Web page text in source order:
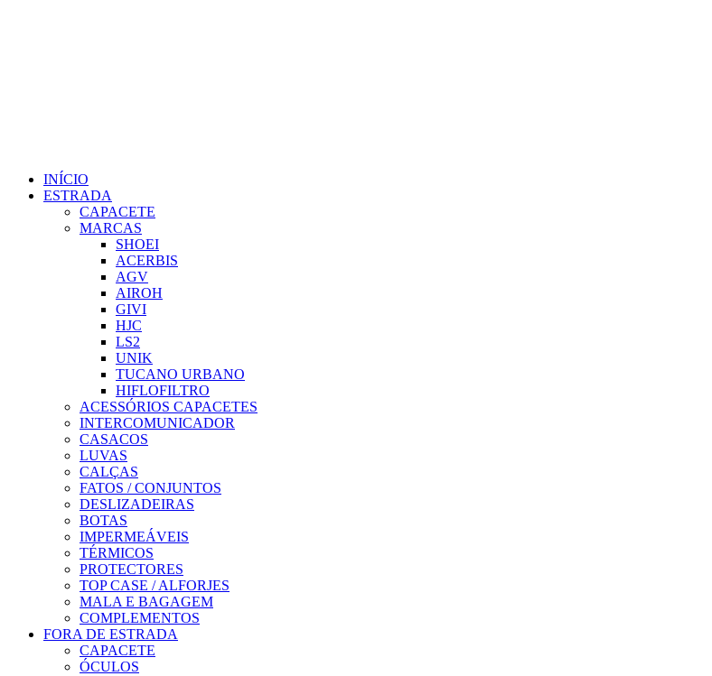
INÍCIO
ESTRADA
CAPACETE
MARCAS
SHOEI
ACERBIS
AGV
AIROH
GIVI
HJC
LS2
UNIK
TUCANO URBANO
HIFLOFILTRO
ACESSÓRIOS CAPACETES
INTERCOMUNICADOR
CASACOS
LUVAS
CALÇAS
FATOS / CONJUNTOS
DESLIZADEIRAS
BOTAS
IMPERMEÁVEIS
TÉRMICOS
PROTECTORES
TOP CASE / ALFORJES
MALA E BAGAGEM
COMPLEMENTOS
FORA DE ESTRADA
CAPACETE
ÓCULOS